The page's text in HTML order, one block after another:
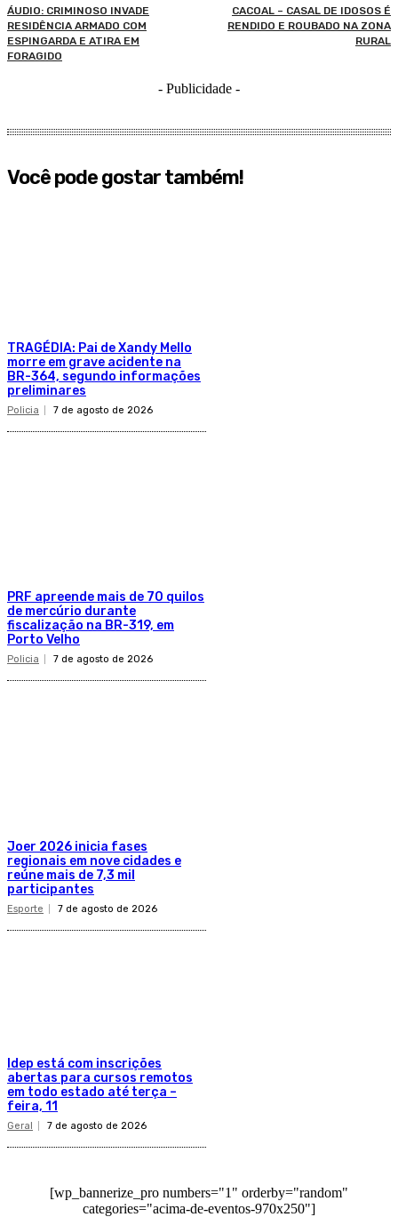
ÁUDIO: CRIMINOSO INVADE
RESIDÊNCIA ARMADO COM
ESPINGARDA E ATIRA EM
FORAGIDO
CACOAL – CASAL DE IDOSOS É
RENDIDO E ROUBADO NA ZONA
RURAL
- Publicidade -
Você pode gostar também!
TRAGÉDIA: Pai de Xandy Mello
morre em grave acidente na
BR-364, segundo informações
preliminares
Policia 7 de agosto de 2026
PRF apreende mais de 70 quilos
de mercúrio durante
fiscalização na BR-319, em
Porto Velho
Policia 7 de agosto de 2026
Joer 2026 inicia fases
regionais em nove cidades e
reúne mais de 7,3 mil
participantes
Esporte 7 de agosto de 2026
Idep está com inscrições
abertas para cursos remotos
em todo estado até terça –
feira, 11
Geral 7 de agosto de 2026
[wp_bannerize_pro numbers="1" orderby="random"
categories="acima-de-eventos-970x250"]